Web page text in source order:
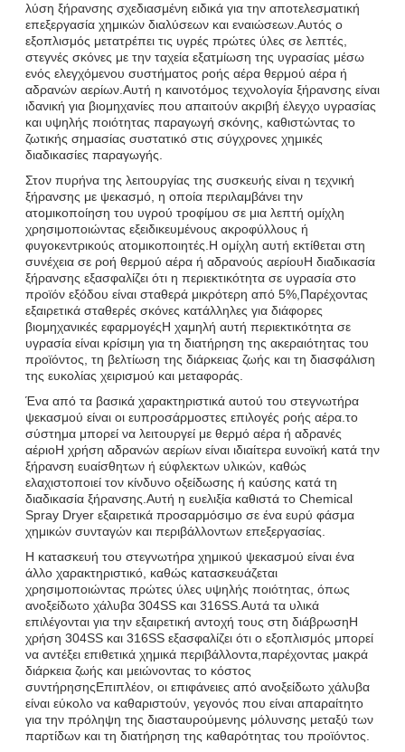
λύση ξήρανσης σχεδιασμένη ειδικά για την αποτελεσματική
επεξεργασία χημικών διαλύσεων και εναιώσεων.Αυτός ο
εξοπλισμός μετατρέπει τις υγρές πρώτες ύλες σε λεπτές,
στεγνές σκόνες με την ταχεία εξατμίωση της υγρασίας μέσω
ενός ελεγχόμενου συστήματος ροής αέρα θερμού αέρα ή
αδρανών αερίων.Αυτή η καινοτόμος τεχνολογία ξήρανσης είναι
ιδανική για βιομηχανίες που απαιτούν ακριβή έλεγχο υγρασίας
και υψηλής ποιότητας παραγωγή σκόνης, καθιστώντας το
ζωτικής σημασίας συστατικό στις σύγχρονες χημικές
διαδικασίες παραγωγής.
Στον πυρήνα της λειτουργίας της συσκευής είναι η τεχνική
ξήρανσης με ψεκασμό, η οποία περιλαμβάνει την
ατομικοποίηση του υγρού τροφίμου σε μια λεπτή ομίχλη
χρησιμοποιώντας εξειδικευμένους ακροφύλλους ή
φυγοκεντρικούς ατομικοποιητές.Η ομίχλη αυτή εκτίθεται στη
συνέχεια σε ροή θερμού αέρα ή αδρανούς αερίουΗ διαδικασία
ξήρανσης εξασφαλίζει ότι η περιεκτικότητα σε υγρασία στο
προϊόν εξόδου είναι σταθερά μικρότερη από 5%,Παρέχοντας
εξαιρετικά σταθερές σκόνες κατάλληλες για διάφορες
βιομηχανικές εφαρμογέςΗ χαμηλή αυτή περιεκτικότητα σε
υγρασία είναι κρίσιμη για τη διατήρηση της ακεραιότητας του
προϊόντος, τη βελτίωση της διάρκειας ζωής και τη διασφάλιση
της ευκολίας χειρισμού και μεταφοράς.
Ένα από τα βασικά χαρακτηριστικά αυτού του στεγνωτήρα
ψεκασμού είναι οι ευπροσάρμοστες επιλογές ροής αέρα.το
σύστημα μπορεί να λειτουργεί με θερμό αέρα ή αδρανές
αέριοΗ χρήση αδρανών αερίων είναι ιδιαίτερα ευνοϊκή κατά την
ξήρανση ευαίσθητων ή εύφλεκτων υλικών, καθώς
ελαχιστοποιεί τον κίνδυνο οξείδωσης ή καύσης κατά τη
διαδικασία ξήρανσης.Αυτή η ευελιξία καθιστά το Chemical
Spray Dryer εξαιρετικά προσαρμόσιμο σε ένα ευρύ φάσμα
χημικών συνταγών και περιβάλλοντων επεξεργασίας.
Η κατασκευή του στεγνωτήρα χημικού ψεκασμού είναι ένα
άλλο χαρακτηριστικό, καθώς κατασκευάζεται
χρησιμοποιώντας πρώτες ύλες υψηλής ποιότητας, όπως
ανοξείδωτο χάλυβα 304SS και 316SS.Αυτά τα υλικά
επιλέγονται για την εξαιρετική αντοχή τους στη διάβρωσηΗ
χρήση 304SS και 316SS εξασφαλίζει ότι ο εξοπλισμός μπορεί
να αντέξει επιθετικά χημικά περιβάλλοντα,παρέχοντας μακρά
διάρκεια ζωής και μειώνοντας το κόστος
συντήρησηςΕπιπλέον, οι επιφάνειες από ανοξείδωτο χάλυβα
είναι εύκολο να καθαριστούν, γεγονός που είναι απαραίτητο
για την πρόληψη της διασταυρούμενης μόλυνσης μεταξύ των
παρτίδων και τη διατήρηση της καθαρότητας του προϊόντος.